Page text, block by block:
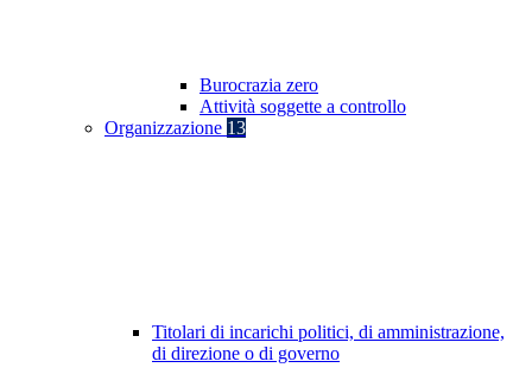
Burocrazia zero
Attività soggette a controllo
Organizzazione 13
Titolari di incarichi politici, di amministrazione,
di direzione o di governo